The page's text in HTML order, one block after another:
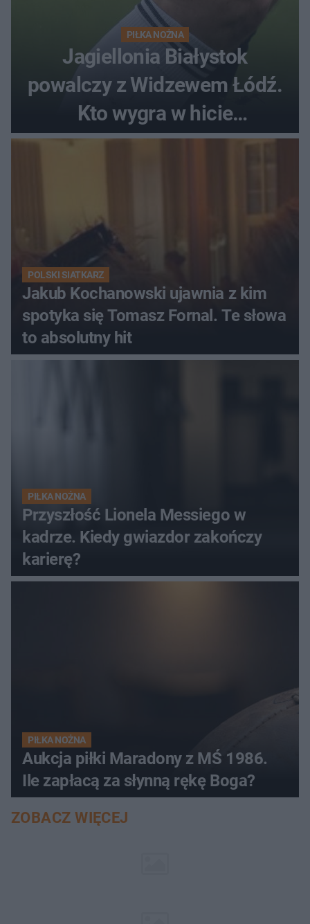
PIŁKA NOŻNA
Jagiellonia Białystok
powalczy z Widzewem Łódź.
Kto wygra w hicie
Ekstraklasy?
POLSKI SIATKARZ
Jakub Kochanowski ujawnia z kim
spotyka się Tomasz Fornal. Te słowa
to absolutny hit
PIŁKA NOŻNA
Przyszłość Lionela Messiego w
kadrze. Kiedy gwiazdor zakończy
karierę?
PIŁKA NOŻNA
Aukcja piłki Maradony z MŚ 1986.
Ile zapłacą za słynną rękę Boga?
ZOBACZ WIĘCEJ